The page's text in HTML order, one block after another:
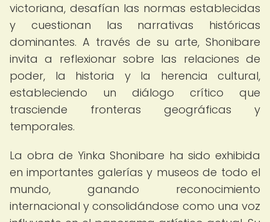
victoriana, desafían las normas establecidas
y cuestionan las narrativas históricas
dominantes. A través de su arte, Shonibare
invita a reflexionar sobre las relaciones de
poder, la historia y la herencia cultural,
estableciendo un diálogo crítico que
trasciende fronteras geográficas y
temporales.
La obra de Yinka Shonibare ha sido exhibida
en importantes galerías y museos de todo el
mundo, ganando reconocimiento
internacional y consolidándose como una voz